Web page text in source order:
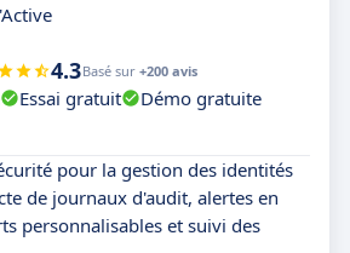
4.3Basé sur +200 avis
Essai gratuit
Démo gratuite
pour la gestion des identités
de journaux d'audit, alertes en
personnalisables et suivi des